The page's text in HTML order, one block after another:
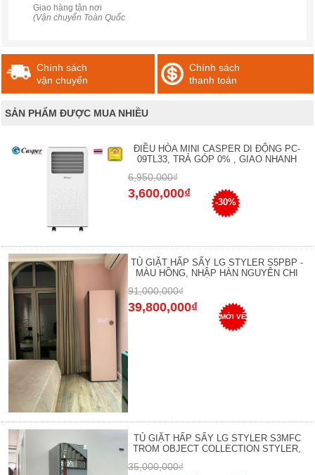
Giao hàng tận nơi
(Vận chuyển Toàn Quốc
Chính sách
vận chuyển
Chính sách
thanh toán
SẢN PHẨM ĐƯỢC MUA NHIỀU
ĐIỀU HÒA MINI CASPER DI ĐỘNG PC-
09TL33, TRẢ GÓP 0% , GIAO NHANH
6,950,000₫
3,600,000₫
-30%
TỦ GIẶT HẤP SẤY LG STYLER S5PBP -
MÀU HỒNG, NHẬP HÀN NGUYÊN CHI
91,000,000₫
39,800,000₫
MỚI VỀ
TỦ GIẶT HẤP SẤY LG STYLER S3MFC
TROM OBJECT COLLECTION STYLER,
35,000,000₫